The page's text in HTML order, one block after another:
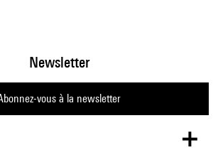
Newsletter
vous à la newsletter